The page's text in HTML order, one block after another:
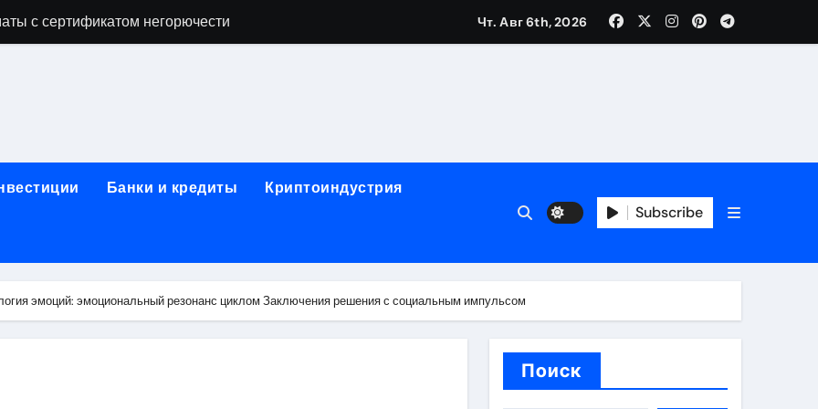
с сертификатом негорючести
и направляющих для конвейерных лент
лотков для хранения электронных компонентов
этапы строительства, проверка застройщика и сценарии оформления сделки
информация о сельскохозяйственных предприятиях
Чт. Авг 6th, 2026
Банки и кредиты Криптоиндустрия
Subscribe
эмоций: эмоциональный резонанс циклом Заключения решения с социальным импульсом
Поиск